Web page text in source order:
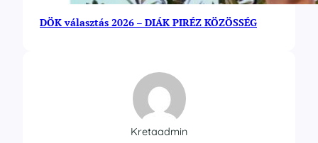
DÖK választás 2026 – DIÁK PIRÉZ KÖZÖSSÉG
Kretaadmin